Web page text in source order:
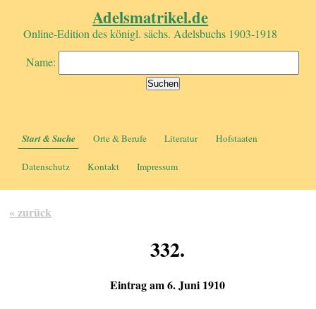
Adelsmatrikel.de
Online-Edition des königl. sächs. Adelsbuchs 1903-1918
Name:
Start & Suche Orte & Berufe Literatur Hofstaaten
Datenschutz Kontakt Impressum
« zurück
332.
Eintrag am 6. Juni 1910